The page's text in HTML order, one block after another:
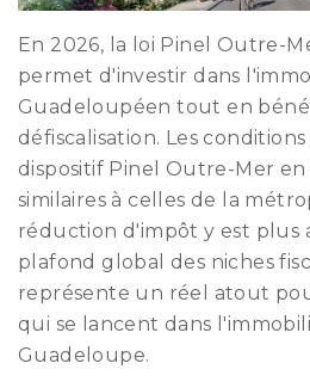
En 2026, la loi Pinel Outre-
permet d'investir dans
Guadeloupéen tout en
défiscalisation. Les
dispositif Pinel Outre-Mer
similaires à celles de la
réduction d'impôt y est plus
plafond global des niches
représente un réel atout
qui se lancent dans
Guadeloupe.